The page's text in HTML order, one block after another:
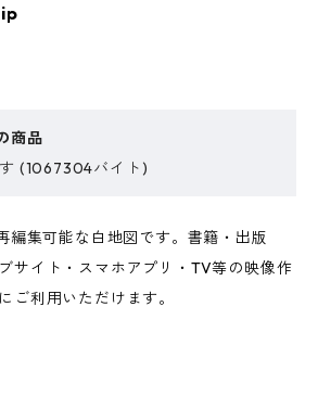
商品
(1067304バイト)
集可能な白地図です。書籍・出版
サイト・スマホアプリ・TV等の映像作
ご利用いただけます。